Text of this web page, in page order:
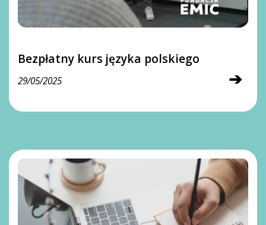
Bezpłatny kurs języka polskiego
➔
29/05/2025